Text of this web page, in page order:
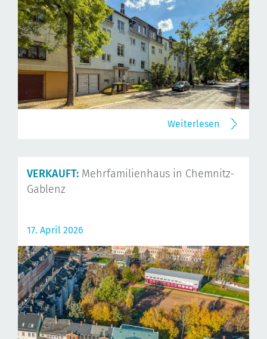
Weiterlesen
VERKAUFT: Mehrfamilienhaus in Chemnitz-
Gablenz
17. April 2026